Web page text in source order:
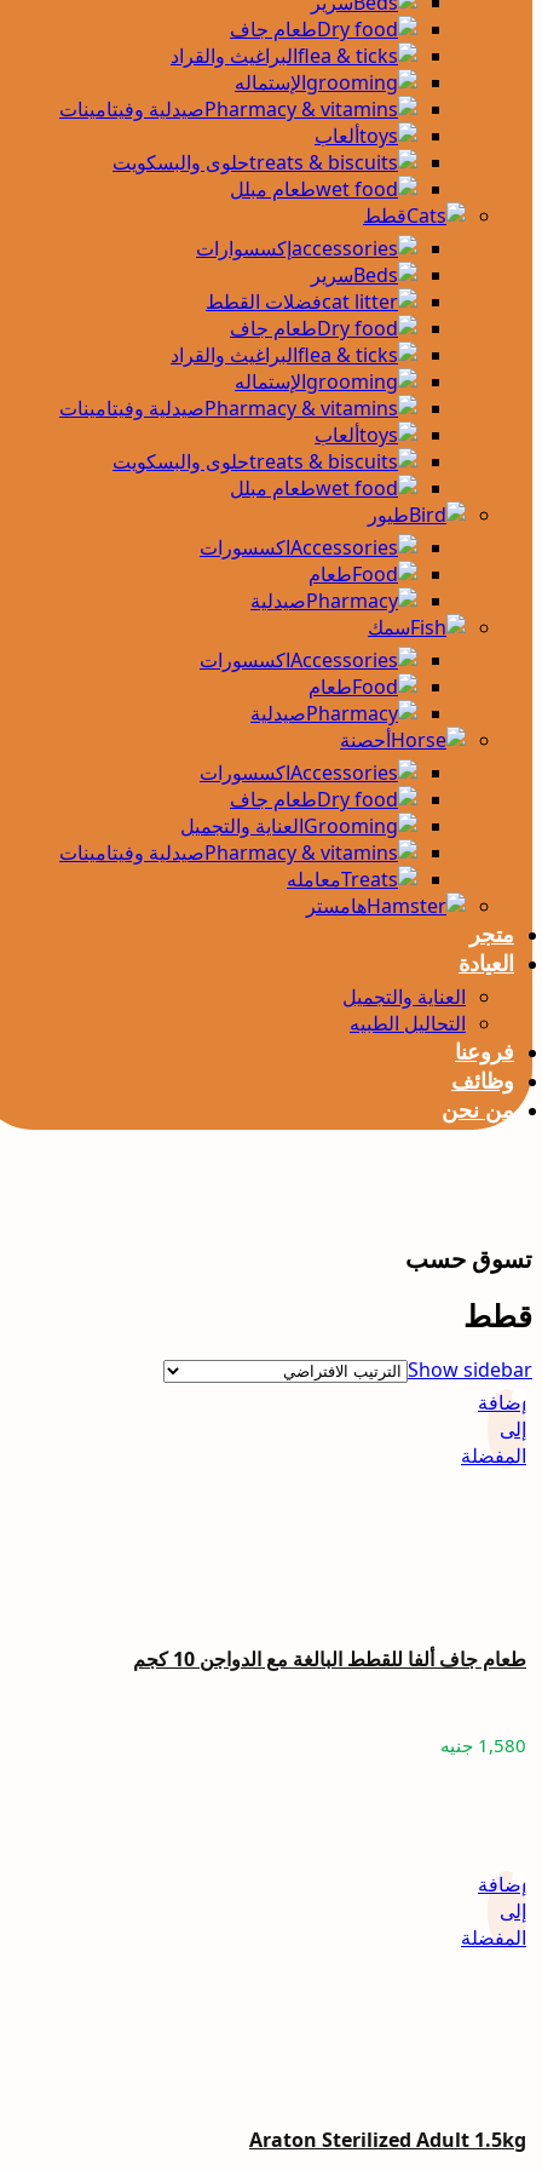
طعام جاف
البراغيث والقراد
الإستماله
صيدلية وفيتامينات
ألعاب
حلوى والبسكويت
طعام مبلل
قطط
إكسسوارات
سرير
فضلات القطط
طعام جاف
البراغيث والقراد
الإستماله
صيدلية وفيتامينات
ألعاب
حلوى والبسكويت
طعام مبلل
طيور
اكسسورات
طعام
صيدلية
سمك
اكسسورات
طعام
صيدلية
أحصنة
اكسسورات
طعام جاف
العناية والتجميل
صيدلية وفيتامينات
معامله
هامستر
متجر
العيادة
العناية والتجميل
التحاليل الطبيه
فروعنا
وظائف
من نحن
تسوق حسب
قطط
Show sidebar
إضافة
إلى
المفضلة
طعام جاف ألفا للقطط البالغة مع الدواجن 10 كجم
1,580 جنيه
إضافة
إلى
المفضلة
Araton Sterilized Adult 1.5kg